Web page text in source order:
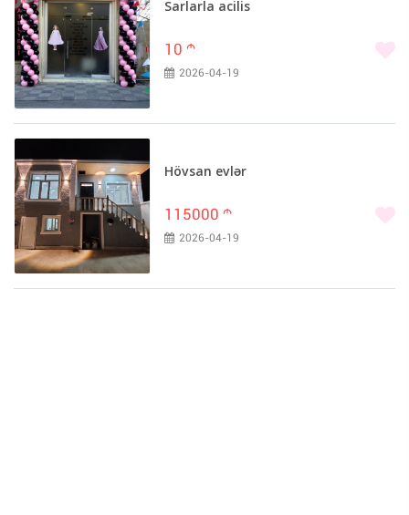
Sarlarla acilis
10 m
2026-04-19
Hövsan evlər
115000 m
2026-04-19